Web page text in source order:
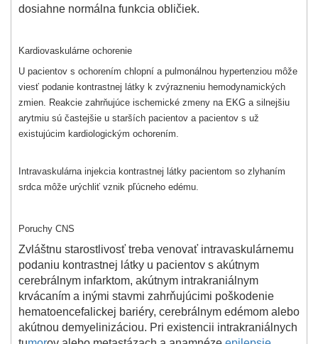
dosiahne normálna funkcia obličiek.
Kardiovaskulárne ochorenie
U pacientov s ochorením chlopní a pulmonálnou hypertenziou môže
viesť podanie kontrastnej látky k zvýrazneniu hemodynamických
zmien. Reakcie zahrňujúce ischemické zmeny na EKG a silnejšiu
arytmiu sú častejšie u starších pacientov a pacientov s už
existujúcim kardiologickým ochorením.
Intravaskulárna injekcia kontrastnej látky pacientom so zlyhaním
srdca môže urýchliť vznik pľúcneho edému.
Poruchy CNS
Zvláštnu starostlivosť treba venovať intravaskulárnemu
podaniu kontrastnej látky u pacientov s akútnym
cerebrálnym infarktom, akútnym intrakraniálnym
krvácaním a inými stavmi zahrňujúcimi poškodenie
hematoencefalickej bariéry, cerebrálnym edémom alebo
akútnou demyelinizáciou. Pri existencii intrakraniálnych